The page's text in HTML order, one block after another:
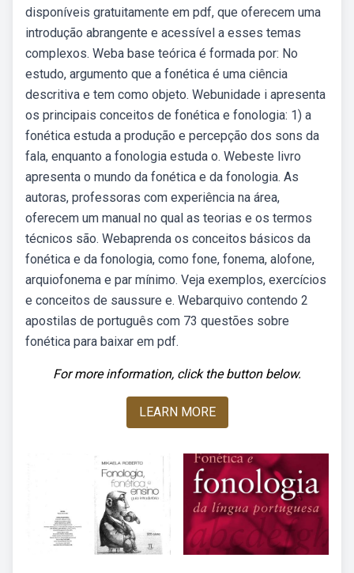
disponíveis gratuitamente em pdf, que oferecem uma
introdução abrangente e acessível a esses temas
complexos. Weba base teórica é formada por: No
estudo, argumento que a fonética é uma ciência
descritiva e tem como objeto. Webunidade i apresenta
os principais conceitos de fonética e fonologia: 1) a
fonética estuda a produção e percepção dos sons da
fala, enquanto a fonologia estuda o. Webeste livro
apresenta o mundo da fonética e da fonologia. As
autoras, professoras com experiência na área,
oferecem um manual no qual as teorias e os termos
técnicos são. Webaprenda os conceitos básicos da
fonética e da fonologia, como fone, fonema, alofone,
arquiofonema e par mínimo. Veja exemplos, exercícios
e conceitos de saussure e. Webarquivo contendo 2
apostilas de português com 73 questões sobre
fonética para baixar em pdf.
For more information, click the button below.
LEARN MORE